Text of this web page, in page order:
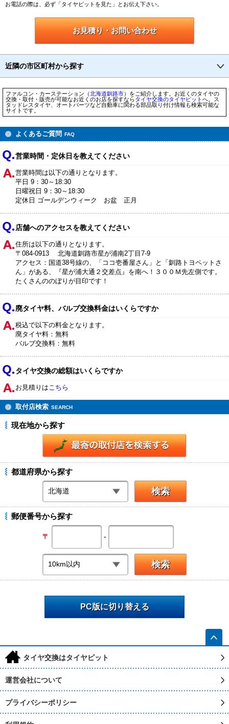
お電話の際は、必ず「タイヤピットを見た」とお伝え下さい。
お見積り・お問い合わせ
近隣の市区町村から探す
ファルコン・カーステーション（北海道釧路市）をご紹介します。お近くのタイヤの
交換・取付・販売が可能なお近くのお店を探すならタイヤ交換のタイヤピットへ。ス
タッドレスタイヤ、オートパーツなど自動車に関わる部品取り付け情報も検索可能な
サイトです。
よくあるご質問 FAQ
営業時間・定休日を教えてください
営業時間は以下の通りとなります。
平日 9：30～18:30
日曜祝日 9：30～18:30
定休日 ゴールデンウィーク お盆 正月
店舗へのアクセスを教えてください
住所は以下の通りとなります。
〒084-0913 北海道釧路市星が浦南2丁目7-9
アクセス：国道38号線の、「ココ壱番屋さん」と「釧路トヨペットさ
ん」がある、『星が浦大通２交差点』を南へ！３００Ｍ先左側です。
たくさんののぼりが目印です！
廃タイヤ料、バルブ交換料金はいくらですか
税込で以下の料金となります。
廃タイヤ料：無料
バルブ交換料：無料
タイヤ交換の総額はいくらですか
お見積りはこちら
取付店検索 SEARCH
現在地から探す
都道府県から探す
郵便番号から探す
〒 -
PC版に切り替える
h タイヤ交換はタイヤピット
運営会社について
プライバシーポリシー